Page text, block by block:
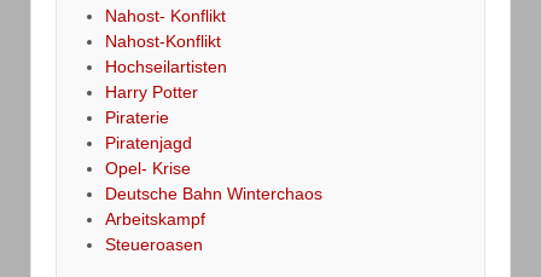
Nahost- Konflikt
Nahost-Konflikt
Hochseilartisten
Harry Potter
Piraterie
Piratenjagd
Opel- Krise
Deutsche Bahn Winterchaos
Arbeitskampf
Steueroasen